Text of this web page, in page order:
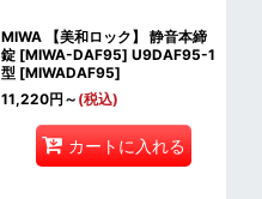
MIWA 【美和ロック】 静音本締
錠 [MIWA-DAF95] U9DAF95-1
型 [MIWADAF95]
11,220円 ～ (税込)
カートに入れる